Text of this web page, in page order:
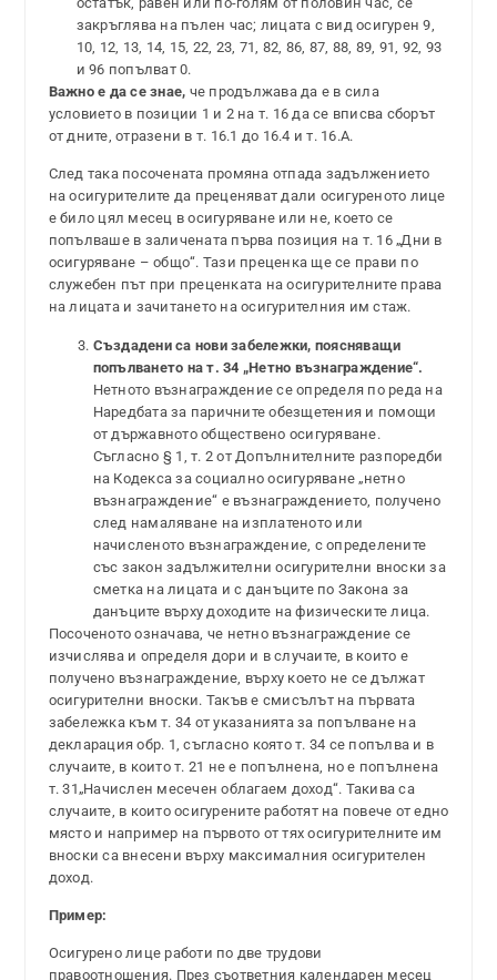
закръглява на пълен час; лицата с вид осигурен 9,
10, 12, 13, 14, 15, 22, 23, 71, 82, 86, 87, 88, 89, 91, 92, 93
и 96 попълват 0.
Важно е да се знае, че продължава да е в сила
условието в позиции 1 и 2 на т. 16 да се вписва сборът
от дните, отразени в т. 16.1 до 16.4 и т. 16.А.
След така посочената промяна отпада задължението
на осигурителите да преценяват дали осигуреното лице
е било цял месец в осигуряване или не, което се
попълваше в заличената първа позиция на т. 16 „Дни в
осигуряване – общо“. Тази преценка ще се прави по
служебен път при преценката на осигурителните права
на лицата и зачитането на осигурителния им стаж.
Създадени са нови забележки, поясняващи
попълването на т. 34 „Нетно възнаграждение“.
Нетното възнаграждение се определя по реда на
Наредбата за паричните обезщетения и помощи
от държавното обществено осигуряване.
Съгласно § 1, т. 2 от Допълнителните разпоредби
на Кодекса за социално осигуряване „нетно
възнаграждение“ е възнаграждението, получено
след намаляване на изплатеното или
начисленото възнаграждение, с определените
със закон задължителни осигурителни вноски за
сметка на лицата и с данъците по Закона за
данъците върху доходите на физическите лица.
Посоченото означава, че нетно възнаграждение се
изчислява и определя дори и в случаите, в които е
получено възнаграждение, върху което не се дължат
осигурителни вноски. Такъв е смисълът на първата
забележка към т. 34 от указанията за попълване на
декларация обр. 1, съгласно която т. 34 се попълва и в
случаите, в които т. 21 не е попълнена, но е попълнена
т. 31„Начислен месечен облагаем доход“. Такива са
случаите, в които осигурените работят на повече от едно
място и например на първото от тях осигурителните им
вноски са внесени върху максималния осигурителен
доход.
Пример:
Осигурено лице работи по две трудови
правоотношения. През съответния календарен месец